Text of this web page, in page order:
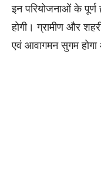
इन परियोजनाओं के
होगी। ग्रामीण और
एवं आवागमन सुगम होगा